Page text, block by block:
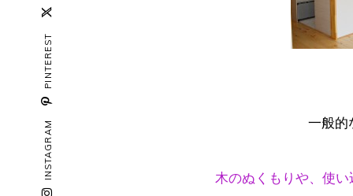
一般的
木のぬくもり や、 使い
INSTAGRAM
PINTEREST